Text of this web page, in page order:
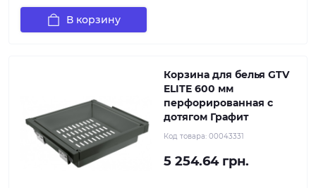
В корзину
Корзина для белья GTV
ELITE 600 мм
перфорированная с
дотягом Графит
Код товара: 00043331
5 254.64 грн.